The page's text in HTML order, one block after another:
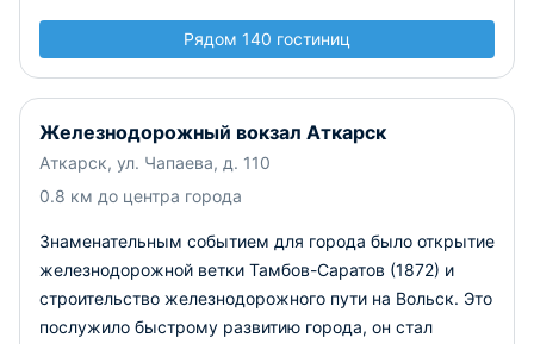
Рядом 140 гостиниц
Железнодорожный вокзал Аткарск
Аткарск, ул. Чапаева, д. 110
0.8 км до центра города
Знаменательным событием для города было открытие
железнодорожной ветки Тамбов-Саратов (1872) и
строительство железнодорожного пути на Вольск. Это
послужило быстрому развитию города, он стал